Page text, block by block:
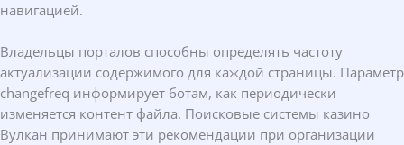
навигацией.
Владельцы порталов способны определять частоту
актуализации содержимого для каждой страницы. Параметр
changefreq информирует ботам, как периодически
изменяется контент файла. Поисковые системы казино
Вулкан принимают эти рекомендации при организации